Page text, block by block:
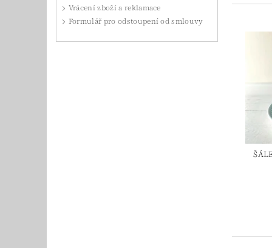
Vrácení zboží a reklamace
Formulář pro odstoupení od smlouvy